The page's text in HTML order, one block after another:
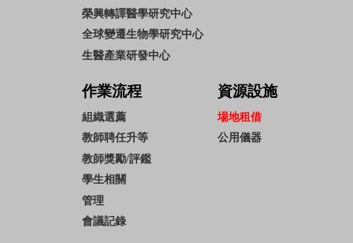
榮興轉譯醫學研究中心
全球變遷生物學研究中心
生醫產業研發中心
作業流程
組織選薦
教師聘任升等
教師獎勵/評鑑
學生相關
管理
會議記錄
資源設施
場地租借
公用儀器